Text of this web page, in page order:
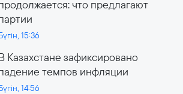
что предлагают
15:36
Казахстане зафиксировано
темпов инфляции
14:56